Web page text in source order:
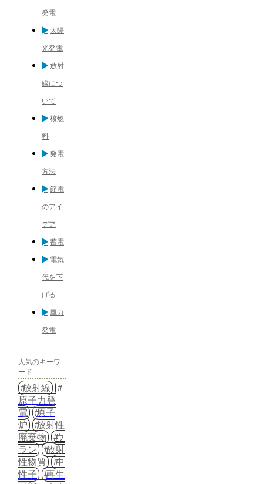
発電
太陽
光発電
放射
線につ
いて
核燃
料
発電
方法
節電
のアイ
デア
蓄電
電気
代を下
げる
風力
発電
人気のキーワ
ード
放射線
原子力発
電
原子
炉
放射性
廃棄物
ウ
ラン
放射
性物質
中
性子
再生